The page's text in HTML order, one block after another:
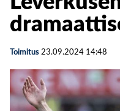
Toimitus 23.09.2024 14:48